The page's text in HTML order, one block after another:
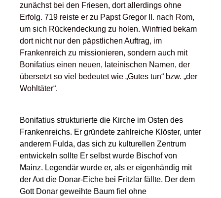
zunächst bei den Friesen, dort allerdings ohne
Erfolg. 719 reiste er zu Papst Gregor II. nach Rom,
um sich Rückendeckung zu holen. Winfried bekam
dort nicht nur den päpstlichen Auftrag, im
Frankenreich zu missionieren, sondern auch mit
Bonifatius einen neuen, lateinischen Namen, der
übersetzt so viel bedeutet wie „Gutes tun“ bzw. „der
Wohltäter“.
Bonifatius strukturierte die Kirche im Osten des
Frankenreichs. Er gründete zahlreiche Klöster, unter
anderem Fulda, das sich zu kulturellen Zentrum
entwickeln sollte Er selbst wurde Bischof von
Mainz. Legendär wurde er, als er eigenhändig mit
der Axt die Donar-Eiche bei Fritzlar fällte. Der dem
Gott Donar geweihte Baum fiel ohne